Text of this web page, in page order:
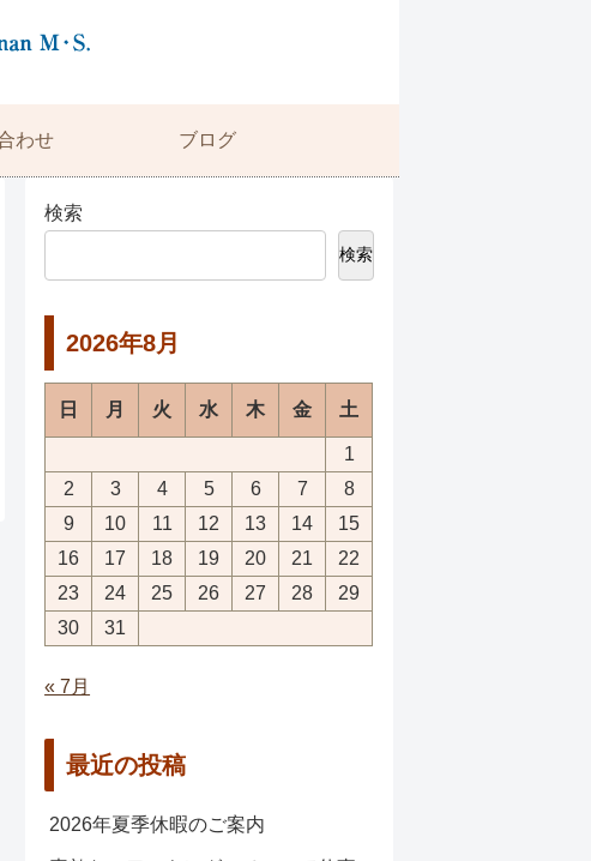
わせ ブログ
検索
検索
2026年8月
日 月 火 水 木 金 土
1
2
3 4 5 6 7
8
9
10 11 12 13 14
15
16
17 18 19 20 21
22
23
24 25 26 27 28
29
30
31
« 7月
最近の投稿
2026年夏季休暇のご案内